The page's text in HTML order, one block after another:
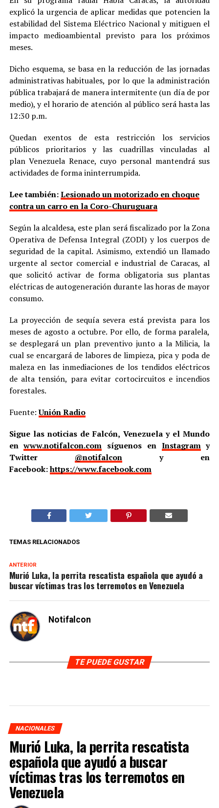
explicó la urgencia de aplicar medidas que potencien la
estabilidad del Sistema Eléctrico Nacional y mitiguen el
impacto medioambiental previsto para los próximos
meses.
Dicho esquema, se basa en la reducción de las jornadas
administrativas habituales, por lo que la administración
pública trabajará de manera intermitente (un día de por
medio), y el horario de atención al público será hasta las
12:30 p.m.
Quedan exentos de esta restricción los servicios
públicos prioritarios y las cuadrillas vinculadas al
plan Venezuela Renace, cuyo personal mantendrá sus
actividades de forma ininterrumpida.
Lee también:Lesionado un motorizado en choque
contra un carro en la Coro-Churuguara
Según la alcaldesa, este plan será fiscalizado por la Zona
Operativa de Defensa Integral (ZODI) y los cuerpos de
seguridad de la capital. Asimismo, extendió un llamado
urgente al sector comercial e industrial de Caracas, al
que solicitó activar de forma obligatoria sus plantas
eléctricas de autogeneración durante las horas de mayor
consumo.
La proyección de sequía severa está prevista para los
meses de agosto a octubre. Por ello, de forma paralela,
se desplegará un plan preventivo junto a la Milicia, la
cual se encargará de labores de limpieza, pica y poda de
maleza en las inmediaciones de los tendidos eléctricos
de alta tensión, para evitar cortocircuitos e incendios
forestales.
Fuente:Unión Radio
Sigue las noticias de Falcón, Venezuela y el Mundo
enwww.notifalcon.com síguenos en Instagramy
Twitter @notifalcony en
Facebook:https://www.facebook.com
TEMAS RELACIONADOS
ANTERIOR
Murió Luka, la perrita rescatista española que ayudó a
buscar víctimas tras los terremotos en Venezuela
Notifalcon
TE PUEDE GUSTAR
NACIONALES
Murió Luka, la perrita rescatista
española que ayudó a buscar
víctimas tras los terremotos en
Venezuela